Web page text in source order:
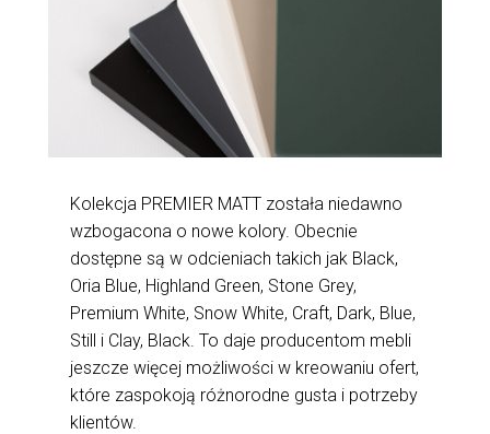
Kolekcja PREMIER MATT została niedawno
wzbogacona o nowe kolory. Obecnie
dostępne są w odcieniach takich jak Black,
Oria Blue, Highland Green, Stone Grey,
Premium White, Snow White, Craft, Dark, Blue,
Still i Clay, Black. To daje producentom mebli
jeszcze więcej możliwości w kreowaniu ofert,
które zaspokoją różnorodne gusta i potrzeby
klientów.